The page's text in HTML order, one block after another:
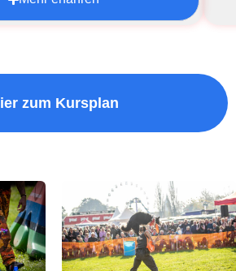
zum Kursplan